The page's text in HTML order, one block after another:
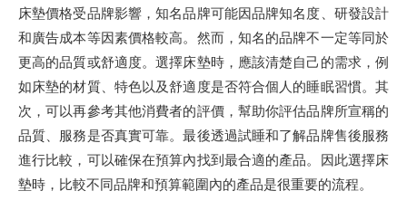
床墊價格受品牌影響，知名品牌可能因品牌知名度、研發設計
和廣告成本等因素價格較高。然而，知名的品牌不一定等同於
更高的品質或舒適度。選擇床墊時，應該清楚自己的需求，例
如床墊的材質、特色以及舒適度是否符合個人的睡眠習慣。其
次，可以再參考其他消費者的評價，幫助你評估品牌所宣稱的
品質、服務是否真實可靠。最後透過試睡和了解品牌售後服務
進行比較，可以確保在預算內找到最合適的產品。因此選擇床
墊時，比較不同品牌和預算範圍內的產品是很重要的流程。